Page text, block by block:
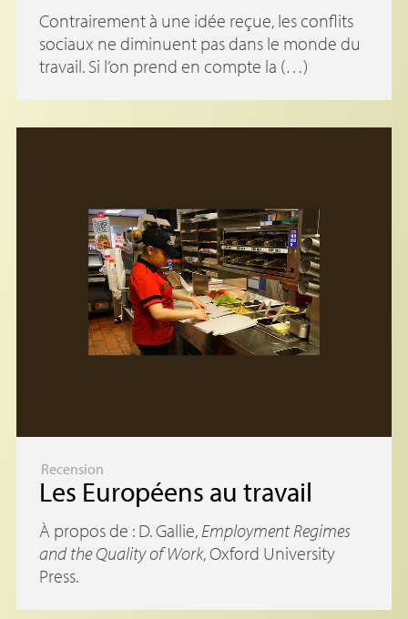
Contrairement à une idée reçue, les conflits
sociaux ne diminuent pas dans le monde du
travail. Si l’on prend en compte la (…)
Recension
Les Européens au travail
À propos de : D. Gallie, Employment Regimes
and the Quality of Work, Oxford University
Press.